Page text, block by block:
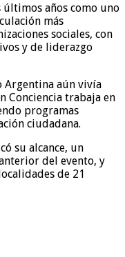
años como uno
más
sociales, con
y de liderazgo
Argentina aún vivía
Conciencia trabaja en
programas
ciudadana.
su alcance, un
del evento, y
de 21